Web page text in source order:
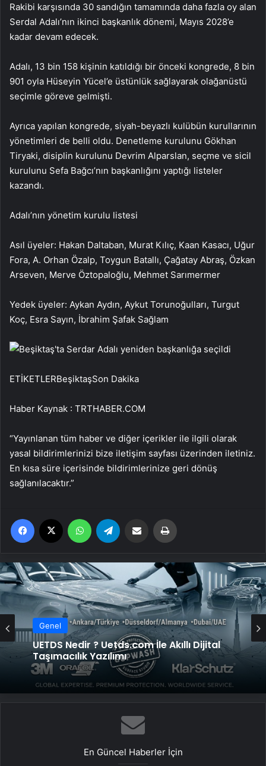
Rakibi karşısında 30 sandığın tamamında daha fazla oy alan
Serdal Adalı’nın ikinci başkanlık dönemi, Mayıs 2028’e
kadar devam edecek.
Adalı, 13 bin 158 kişinin katıldığı bir önceki kongrede, 8 bin
901 oyla Hüseyin Yücel’e üstünlük sağlayarak olağanüstü
seçimle göreve gelmişti.
Ayrıca yapılan kongrede, siyah-beyazlı kulübün kurullarının
yönetimleri de belli oldu. Denetleme kurulunu Gökhan
Tiryaki, disiplin kurulunu Devrim Alparslan, seçme ve sicil
kurulunu Sefa Bağcı’nın başkanlığını yaptığı listeler
kazandı.
Adalı’nın yönetim kurulu listesi
Asıl üyeler: Hakan Daltaban, Murat Kılıç, Kaan Kasacı, Uğur
Fora, A. Orhan Özalp, Toygun Batallı, Çağatay Abraş, Özkan
Arseven, Merve Öztopaloğlu, Mehmet Sarımermer
Yedek üyeler: Aykan Aydın, Aykut Torunoğulları, Turgut
Koç, Esra Sayın, İbrahim Şafak Sağlam
ETİKETLERBeşiktaşSon Dakika
Haber Kaynak : TRTHABER.COM
“Yayınlanan tüm haber ve diğer içerikler ile ilgili olarak
yasal bildirimlerinizi bize iletişim sayfası üzerinden iletiniz.
En kısa süre içerisinde bildirimlerinize geri dönüş
sağlanılacaktır.”
Facebook WhatsApp Email'den paylaş
Genel
UETDS Nedir ? Uetds.com İle Akıllı Dijital
Taşımacılık Yazılımı
Genel
Sahada Maksimum Özgürlük: Benzinli
Mobil Kompresör Avantajları
En Güncel Haberler İçin